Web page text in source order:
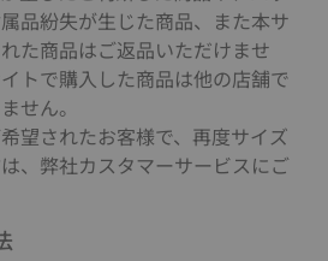
品紛失が生じた商品、また本サ
た商品はご返品いただけませ
トで購入した商品は他の店舗で
せん。
望されたお客様で、再度サイズ
、弊社カスタマーサービスにご